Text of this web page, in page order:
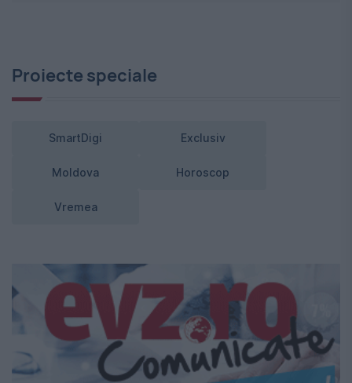
Proiecte speciale
SmartDigi Exclusiv
Moldova Horoscop
Vremea